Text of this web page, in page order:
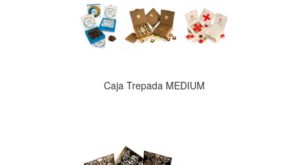
Caja Trepada MEDIUM